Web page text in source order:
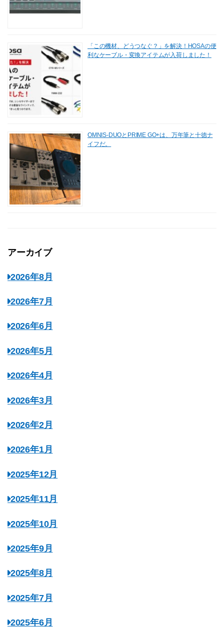
「この機材、どうつなぐ？」を解決！HOSAの便
利なケーブル・変換アイテムが入荷しました！
OMNIS-DUOとPRIME GO+は、万年筆と十徳ナ
イフだ。
アーカイブ
2026年8月
2026年7月
2026年6月
2026年5月
2026年4月
2026年3月
2026年2月
2026年1月
2025年12月
2025年11月
2025年10月
2025年9月
2025年8月
2025年7月
2025年6月